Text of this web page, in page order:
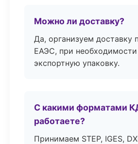
Можно ли доставку?
Да, организуем доставку
ЕАЭС, при
экспортную упаковку.
С какими форматами
работаете?
Принимаем STEP, IGES,